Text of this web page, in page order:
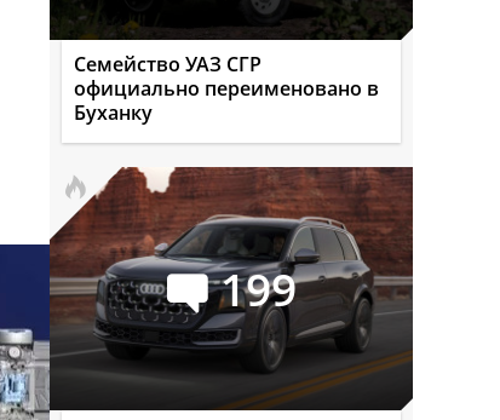
Семейство УАЗ СГР
официально переименовано в
Буханку
199